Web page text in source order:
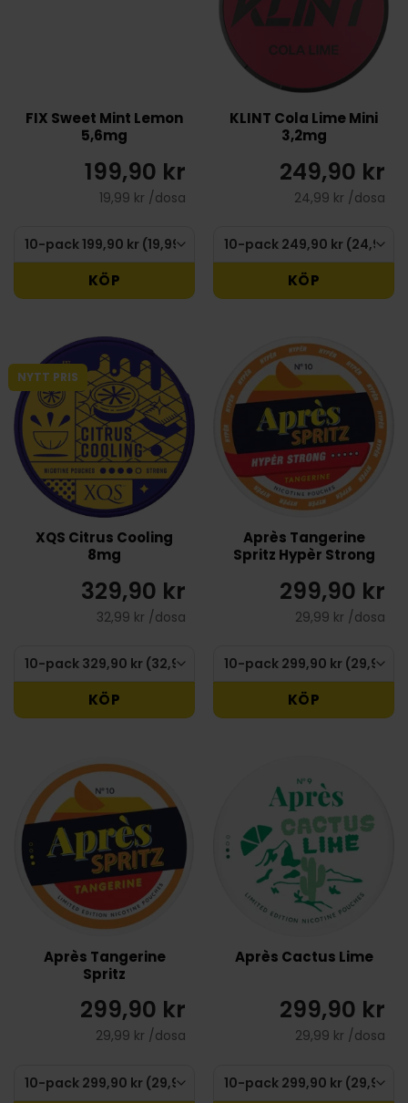
FIX Sweet Mint Lemon
5,6mg
199,90 kr
19,99 kr /dosa
KÖP
KLINT Cola Lime Mini
3,2mg
249,90 kr
24,99 kr /dosa
KÖP
NYTT PRIS
XQS Citrus Cooling
8mg
329,90 kr
32,99 kr /dosa
KÖP
Après Tangerine
Spritz Hypèr Strong
299,90 kr
29,99 kr /dosa
KÖP
Après Tangerine
Spritz
299,90 kr
29,99 kr /dosa
Après Cactus Lime
299,90 kr
29,99 kr /dosa